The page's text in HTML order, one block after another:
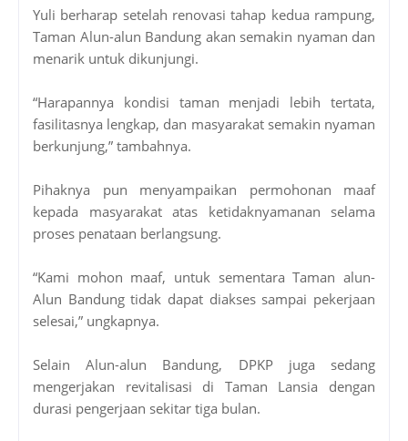
Yuli berharap setelah renovasi tahap kedua rampung,
Taman Alun-alun Bandung akan semakin nyaman dan
menarik untuk dikunjungi.
“Harapannya kondisi taman menjadi lebih tertata,
fasilitasnya lengkap, dan masyarakat semakin nyaman
berkunjung,” tambahnya.
Pihaknya pun menyampaikan permohonan maaf
kepada masyarakat atas ketidaknyamanan selama
proses penataan berlangsung.
“Kami mohon maaf, untuk sementara Taman alun-
Alun Bandung tidak dapat diakses sampai pekerjaan
selesai,” ungkapnya.
Selain Alun-alun Bandung, DPKP juga sedang
mengerjakan revitalisasi di Taman Lansia dengan
durasi pengerjaan sekitar tiga bulan.